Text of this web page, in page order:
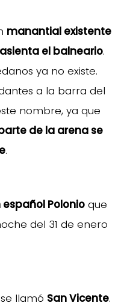
manantial existente
el balneario.
ya no existe.
a la barra del
nombre, ya que
de la arena se
.
Polonio que
del 31 de enero
llamó San Vicente.